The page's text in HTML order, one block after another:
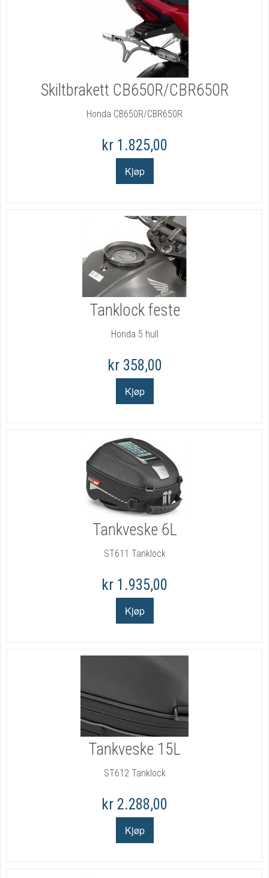
Skiltbrakett CB650R/CBR650R
Honda CB650R/CBR650R
kr 1.825,00
Tanklock feste
Honda 5 hull
kr 358,00
Tankveske 6L
ST611 Tanklock
kr 1.935,00
Tankveske 15L
ST612 Tanklock
kr 2.288,00